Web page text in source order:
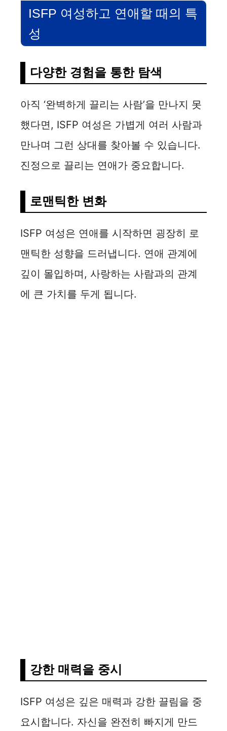
ISFP 여성하고 연애할 때의 특
성
다양한 경험을 통한 탐색
아직 ‘완벽하게 끌리는 사람’을 만나지 못
했다면, ISFP 여성은 가볍게 여러 사람과
만나며 그런 상대를 찾아볼 수 있습니다.
진정으로 끌리는 연애가 중요합니다.
로맨틱한 변화
ISFP 여성은 연애를 시작하면 굉장히 로
맨틱한 성향을 드러냅니다. 연애 관계에
깊이 몰입하며, 사랑하는 사람과의 관계
에 큰 가치를 두게 됩니다.
강한 매력을 중시
ISFP 여성은 깊은 매력과 강한 끌림을 중
요시합니다. 자신을 완전히 빠지게 만드